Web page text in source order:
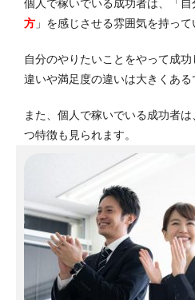
個人で稼いでいる成功者は、「自
方 」を感じさせる雰囲気を持って
自分のやりたいことをやって成
違いや満足度の違いは大きくある
また、個人で稼いでいる成功者
つ特徴も見られます。